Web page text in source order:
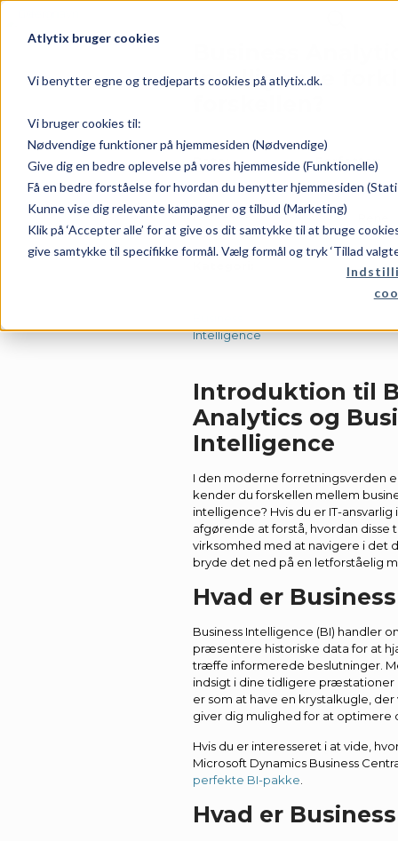
Atlytix bruger cookies
Vi benytter egne og tredjeparts cookies på atlytix.dk.
Vi bruger cookies til:
Nødvendige funktioner på hjemmesiden (Nødvendige)
Give dig en bedre oplevelse på vores hjemmeside (Funktionelle)
Få en bedre forståelse for hvordan du benytter hjemmesiden
Kunne vise dig relevante kampagner og tilbud (Marketing)
Klik på ‘Accepter alle’ for at give os dit samtykke til at bruge
give samtykke til specifikke formål. Vælg formål og tryk ‘Tillad
Intelligence
Dato:
juli 4, 2026
Intelligence
Forfatter:
Introduktion til
Analytics og
Intelligence
I den moderne forretningsverden
kender du forskellen mellem
intelligence? Hvis du er IT-
afgørende at forstå, hvordan
virksomhed med at navigere i det
bryde det ned på en letforståelig
Hvad er
Business Intelligence (BI) handler
præsentere historiske data for at
træffe informerede beslutninger.
indsigt i dine tidligere
er som at have en krystalkugle,
giver dig mulighed for at optimere
Hvis du er interesseret i at vide,
Microsoft Dynamics Business
perfekte BI-pakke
Hvad er